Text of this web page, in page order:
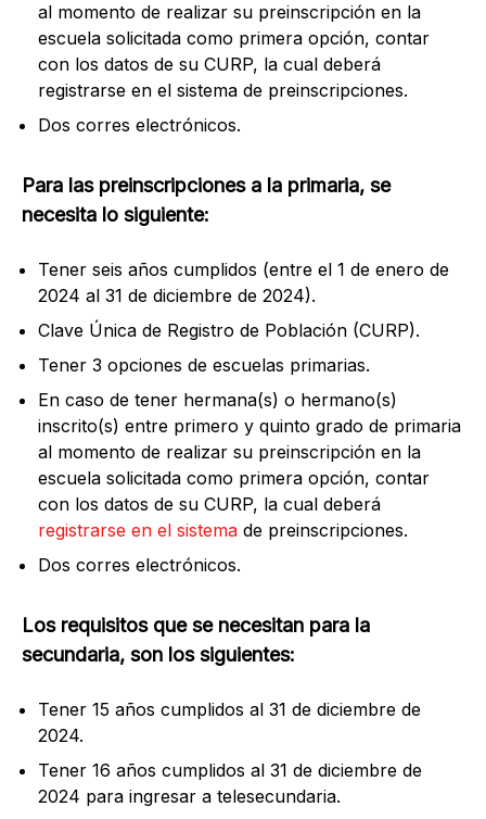
al momento de realizar su preinscripción en la
escuela solicitada como primera opción, contar
con los datos de su CURP, la cual deberá
registrarse en el sistema de preinscripciones.
Dos corres electrónicos.
Para las preinscripciones a la primaria, se
necesita lo siguiente:
Tener seis años cumplidos (entre el 1 de enero de
2024 al 31 de diciembre de 2024).
Clave Única de Registro de Población (CURP).
Tener 3 opciones de escuelas primarias.
En caso de tener hermana(s) o hermano(s)
inscrito(s) entre primero y quinto grado de primaria
al momento de realizar su preinscripción en la
escuela solicitada como primera opción, contar
con los datos de su CURP, la cual deberá
registrarse en el sistema de preinscripciones.
Dos corres electrónicos.
Los requisitos que se necesitan para la
secundaria, son los siguientes:
Tener 15 años cumplidos al 31 de diciembre de
2024.
Tener 16 años cumplidos al 31 de diciembre de
2024 para ingresar a telesecundaria.